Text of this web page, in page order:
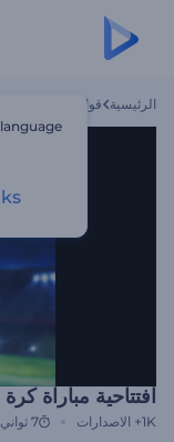
الرئيسية قوالب
افتتاحية مباراة
1K+ الاصدارات 7 ثواني